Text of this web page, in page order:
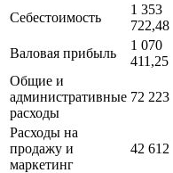
Себестоимость
1 353
722,48
Валовая прибыль
1 070
411,25
Общие и
административные
расходы
72 223
Расходы на
продажу и
маркетинг
42 612